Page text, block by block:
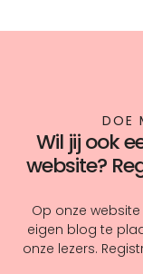
DOE
Wil jij ook
website?
Op onze
eigen blog te
onze lezers.